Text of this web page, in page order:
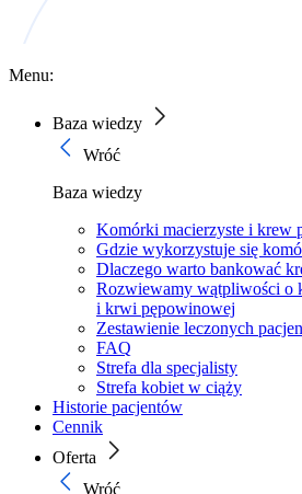
Menu:
Baza wiedzy
Wróć
Baza wiedzy
Komórki macierzyste i krew
Gdzie wykorzystuje się
Dlaczego warto bankować
Rozwiewamy wątpliwości o
i krwi pępowinowej
Zestawienie leczonych
FAQ
Strefa dla specjalisty
Strefa kobiet w ciąży
Historie pacjentów
Cennik
Oferta
Wróć